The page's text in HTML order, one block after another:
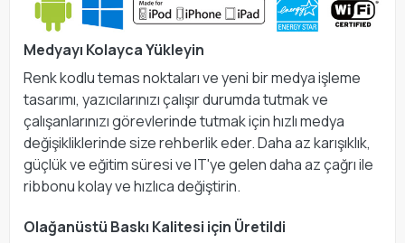
Medyayı Kolayca Yükleyin
Renk kodlu temas noktaları ve yeni bir medya işleme
tasarımı, yazıcılarınızı çalışır durumda tutmak ve
çalışanlarınızı görevlerinde tutmak için hızlı medya
değişikliklerinde size rehberlik eder. Daha az karışıklık,
güçlük ve eğitim süresi ve IT'ye gelen daha az çağrı ile
ribbonu kolay ve hızlıca değiştirin.
Olağanüstü Baskı Kalitesi için Üretildi